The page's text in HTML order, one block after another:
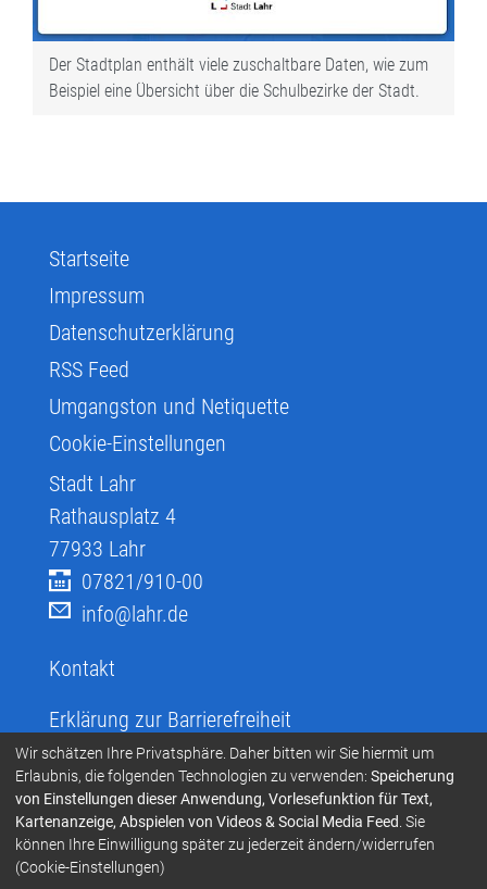
Der Stadtplan enthält viele zuschaltbare Daten, wie zum
Beispiel eine Übersicht über die Schulbezirke der Stadt.
Startseite
Impressum
Datenschutzerklärung
RSS Feed
Umgangston und Netiquette
Cookie-Einstellungen
Stadt Lahr
Rathausplatz 4
77933 Lahr
07821/910-00
info@lahr.de
Kontakt
Erklärung zur Barrierefreiheit
Infos zur Barrierefreiheit
Infos in leichter Sprache
Infos zur Gebärdensprache
Übersetzen und Vorlesen
Wir schätzen Ihre Privatsphäre. Daher bitten wir Sie hiermit um
Erlaubnis, die folgenden Technologien zu verwenden: Speicherung
von Einstellungen dieser Anwendung, Vorlesefunktion für Text,
Kartenanzeige, Abspielen von Videos & Social Media Feed. Sie
können Ihre Einwilligung später zu jederzeit ändern/widerrufen
(Cookie-Einstellungen)